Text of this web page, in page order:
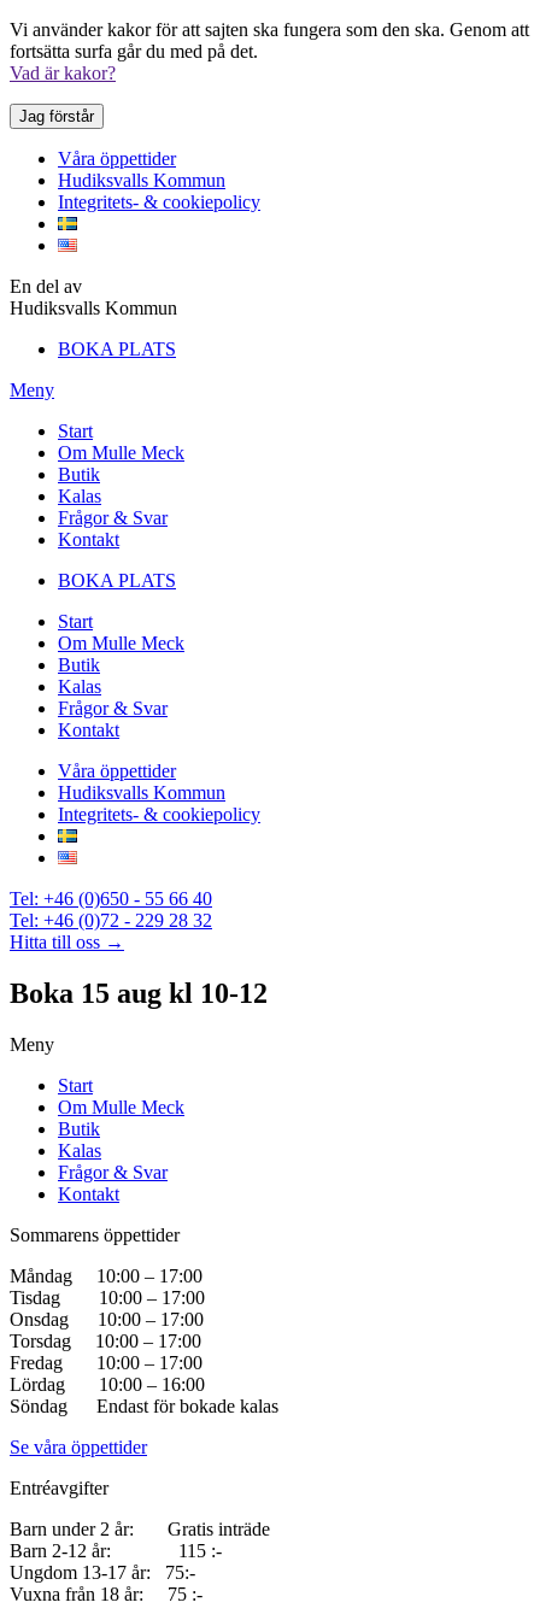
Vi använder kakor för att sajten ska fungera som den ska. Genom att
fortsätta surfa går du med på det.
Vad är kakor?
Jag förstår
Våra öppettider
Hudiksvalls Kommun
Integritets- & cookiepolicy
En del av
Hudiksvalls Kommun
BOKA PLATS
Meny
Start
Om Mulle Meck
Butik
Kalas
Frågor & Svar
Kontakt
BOKA PLATS
Start
Om Mulle Meck
Butik
Kalas
Frågor & Svar
Kontakt
Våra öppettider
Hudiksvalls Kommun
Integritets- & cookiepolicy
Tel: +46 (0)650 - 55 66 40
Tel: +46 (0)72 - 229 28 32
Hitta till oss →
Boka 15 aug kl 10-12
Meny
Start
Om Mulle Meck
Butik
Kalas
Frågor & Svar
Kontakt
Sommarens öppettider
Måndag 10:00 – 17:00
Tisdag 10:00 – 17:00
Onsdag 10:00 – 17:00
Torsdag 10:00 – 17:00
Fredag 10:00 – 17:00
Lördag 10:00 – 16:00
Söndag Endast för bokade kalas
Se våra öppettider
Entréavgifter
Barn under 2 år: Gratis inträde
Barn 2-12 år: 115 :-
Ungdom 13-17 år: 75:-
Vuxna från 18 år: 75 :-